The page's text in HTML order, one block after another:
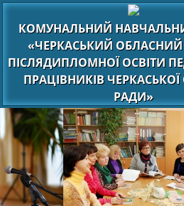
КОМУНАЛЬНИЙ
«ЧЕРКАСЬКИЙ ОБЛАСНИЙ
ПІСЛЯДИПЛОМНОЇ ОСВІТИ
ПРАЦІВНИКІВ
РАДИ»